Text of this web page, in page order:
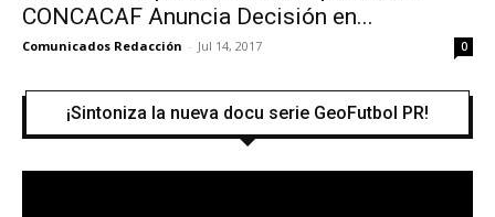
CONCACAF Anuncia Decisión en...
Comunicados Redacción - Jul 14, 2017 0
¡Sintoniza la nueva docu serie GeoFutbol PR!